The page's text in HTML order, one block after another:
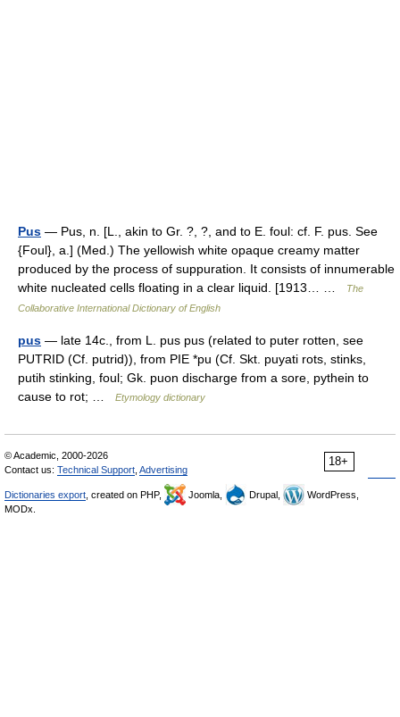
Pus — Pus, n. [L., akin to Gr. ?, ?, and to E. foul: cf. F. pus. See
{Foul}, a.] (Med.) The yellowish white opaque creamy matter
produced by the process of suppuration. It consists of innumerable
white nucleated cells floating in a clear liquid. [1913… …
The
Collaborative International Dictionary of English
pus — late 14c., from L. pus pus (related to puter rotten, see
PUTRID (Cf. putrid)), from PIE *pu (Cf. Skt. puyati rots, stinks,
putih stinking, foul; Gk. puon discharge from a sore, pythein to
cause to rot; …
Etymology dictionary
18+
© Academic, 2000-2026
Contact us: Technical Support Advertising
Dictionaries export , created on PHP, Joomla, Drupal,
WordPress,
MODx.